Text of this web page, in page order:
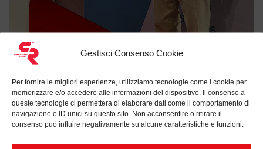
Gestisci Consenso Cookie
Per fornire le migliori esperienze, utilizziamo tecnologie come i cookie per
memorizzare e/o accedere alle informazioni del dispositivo. Il consenso a
queste tecnologie ci permetterà di elaborare dati come il comportamento di
navigazione o ID unici su questo sito. Non acconsentire o ritirare il
consenso può influire negativamente su alcune caratteristiche e funzioni.